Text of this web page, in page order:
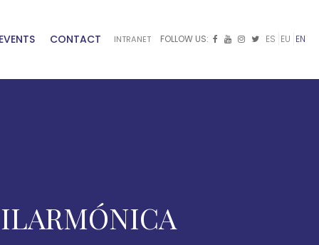
CONTACT INTRANET FOLLOW US:   ES EU EN